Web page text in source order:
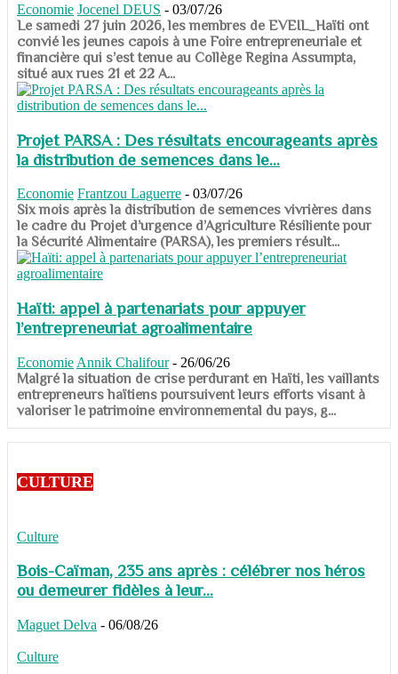
Economie Jocenel DEUS - 03/07/26
Le samedi 27 juin 2026, les membres de EVEIL_Haïti ont
convié les jeunes capois à une Foire entrepreneuriale et
financière qui s’est tenue au Collège Regina Assumpta,
situé aux rues 21 et 22 A...
Projet PARSA : Des résultats encourageants après
la distribution de semences dans le...
Economie Frantzou Laguerre - 03/07/26
​​​​​​​Six mois après la distribution de semences vivrières dans
le cadre du Projet d’urgence d’Agriculture Résiliente pour
la Sécurité Alimentaire (PARSA), les premiers résult...
Haïti: appel à partenariats pour appuyer
l’entrepreneuriat agroalimentaire
Economie Annik Chalifour - 26/06/26
​​​​​​​Malgré la situation de crise perdurant en Haïti, les vaillants
entrepreneurs haïtiens poursuivent leurs efforts visant à
valoriser le patrimoine environnemental du pays, g...
CULTURE
Culture
Bois-Caïman, 235 ans après : célébrer nos héros
ou demeurer fidèles à leur...
Maguet Delva - 06/08/26
Culture